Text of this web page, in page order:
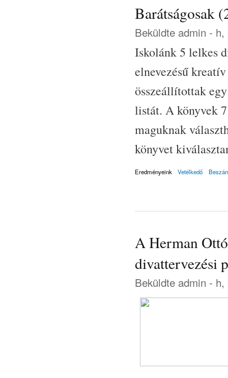
Barátságosak
Beküldte admin - h,
Iskolánk 5 lelkes
elnevezésű
összeállítottak
listát. A könyvek
maguknak
könyvet
Eredményeink Vetélkedő
A Herman
divattervezési
Beküldte admin - h,